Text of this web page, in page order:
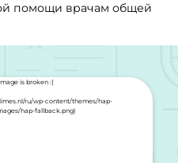
помощи врачам общей